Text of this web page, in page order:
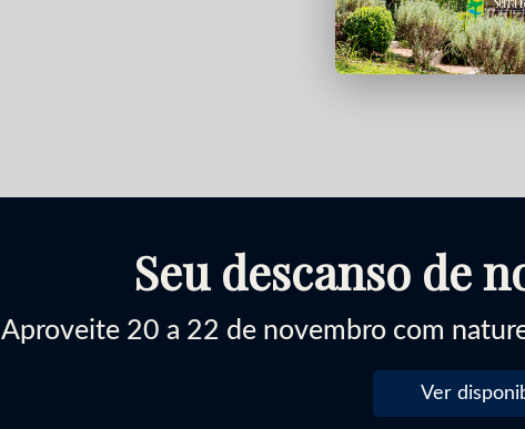
Seu descanso de
Aproveite 20 a 22 de novembro com
Ver